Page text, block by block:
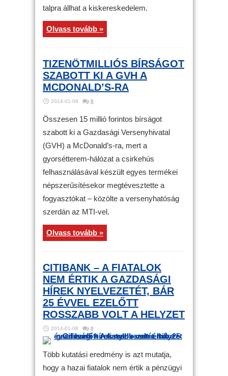
talpra állhat a kiskereskedelem.
Olvass tovább »
TIZENÖTMILLIÓS BÍRSÁGOT
SZABOTT KI A GVH A
MCDONALD’S-RA
2014-01-08 0
Összesen 15 millió forintos bírságot
szabott ki a Gazdasági Versenyhivatal
(GVH) a McDonald’s-ra, mert a
gyorsétterem-hálózat a csirkehús
felhasználásával készült egyes termékei
népszerűsítésekor megtévesztette a
fogyasztókat – közölte a versenyhatóság
szerdán az MTI-vel.
Olvass tovább »
CITIBANK – A FIATALOK
NEM ÉRTIK A GAZDASÁGI
HÍREK NYELVEZETÉT, BÁR
25 ÉVVEL EZELŐTT
ROSSZABB VOLT A HELYZET
2014-01-08 0
Több kutatási eredmény is azt mutatja,
hogy a hazai fiatalok nem értik a pénzügyi